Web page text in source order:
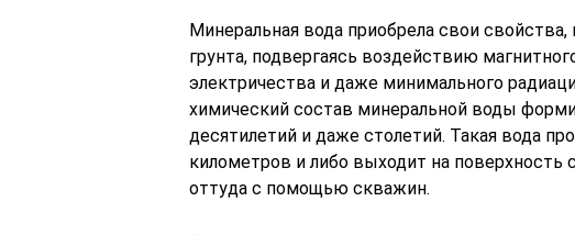
Минеральная вода приобрела свои
грунта, подвергаясь воздействию
электричества и даже минимального
химический состав минеральной воды
десятилетий и даже столетий. Такая вода
километров и либо выходит на поверхность
оттуда с помощью скважин.